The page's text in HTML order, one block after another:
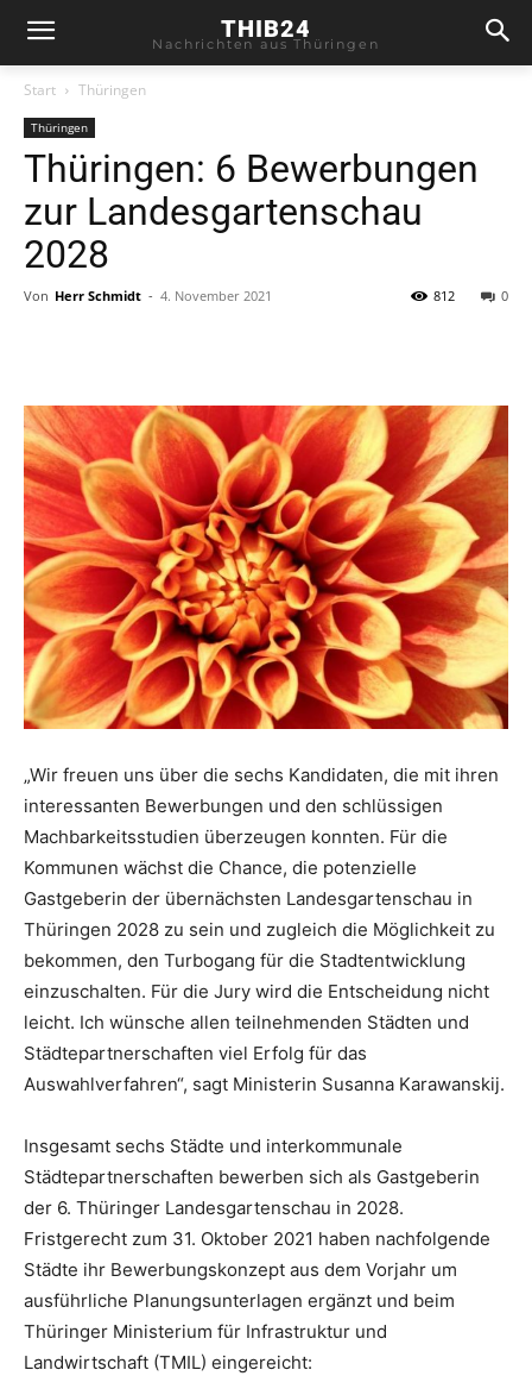
THIB24
Nachrichten aus Thüringen
Start Thüringen
Thüringen
Thüringen: 6 Bewerbungen
zur Landesgartenschau
2028
Von Herr Schmidt - 4. November 2021 0
812
„Wir freuen uns über die sechs Kandidaten, die mit ihren
interessanten Bewerbungen und den schlüssigen
Machbarkeitsstudien überzeugen konnten. Für die
Kommunen wächst die Chance, die potenzielle
Gastgeberin der übernächsten Landesgartenschau in
Thüringen 2028 zu sein und zugleich die Möglichkeit zu
bekommen, den Turbogang für die Stadtentwicklung
einzuschalten. Für die Jury wird die Entscheidung nicht
leicht. Ich wünsche allen teilnehmenden Städten und
Städtepartnerschaften viel Erfolg für das
Auswahlverfahren“, sagt Ministerin Susanna Karawanskij.
Insgesamt sechs Städte und interkommunale
Städtepartnerschaften bewerben sich als Gastgeberin
der 6. Thüringer Landesgartenschau in 2028.
Fristgerecht zum 31. Oktober 2021 haben nachfolgende
Städte ihr Bewerbungskonzept aus dem Vorjahr um
ausführliche Planungsunterlagen ergänzt und beim
Thüringer Ministerium für Infrastruktur und
Landwirtschaft (TMIL) eingereicht: